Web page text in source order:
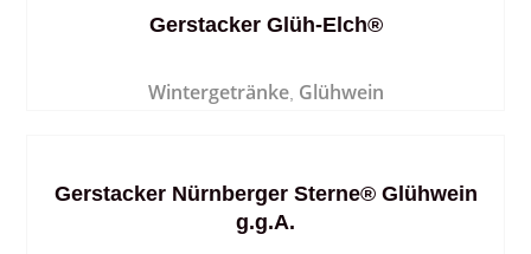
Wintergetränke, Glühwein
Gerstacker Glüh-Elch®
Gerstacker Nürnberger Sterne® Glühwein
g.g.A.